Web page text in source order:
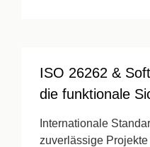
ISO 26262 &
die funktionale
Internationale
zuverlässige